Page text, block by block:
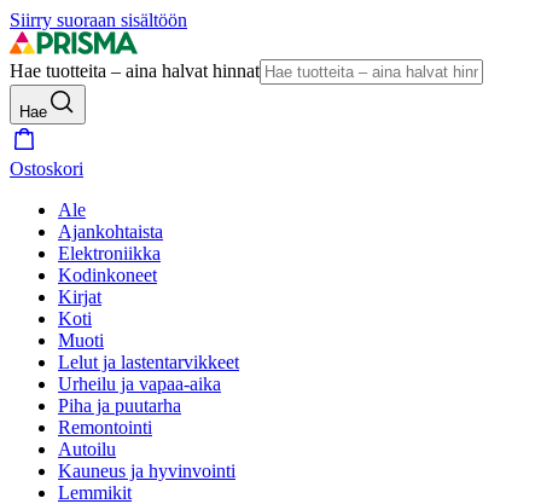
Siirry suoraan sisältöön
Hae tuotteita – aina halvat hinnat
Hae
Ostoskori
Ale
Ajankohtaista
Elektroniikka
Kodinkoneet
Kirjat
Koti
Muoti
Lelut ja lastentarvikkeet
Urheilu ja vapaa-aika
Piha ja puutarha
Remontointi
Autoilu
Kauneus ja hyvinvointi
Lemmikit